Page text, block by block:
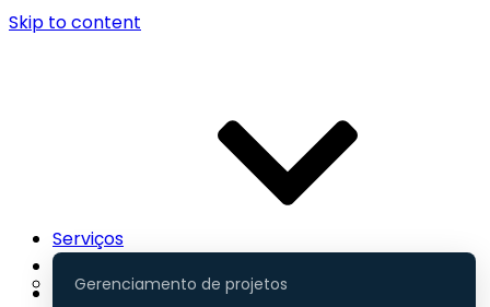
Skip to content
Serviços
Gerenciamento de projetos
Contato
Portfólio